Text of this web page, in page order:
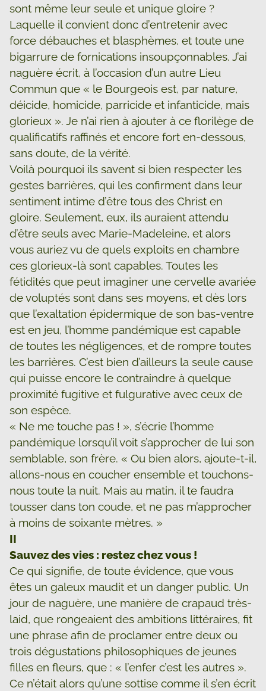
sont même leur seule et unique gloire ?
Laquelle il convient donc d’entretenir avec
force débauches et blasphèmes, et toute une
bigarrure de fornications insoupçonnables. J’ai
naguère écrit, à l’occasion d’un autre Lieu
Commun que « le Bourgeois est, par nature,
déicide, homicide, parricide et infanticide, mais
glorieux ». Je n’ai rien à ajouter à ce florilège de
qualificatifs raffinés et encore fort en-dessous,
sans doute, de la vérité.
Voilà pourquoi ils savent si bien respecter les
gestes barrières, qui les confirment dans leur
sentiment intime d’être tous des Christ en
gloire. Seulement, eux, ils auraient attendu
d’être seuls avec Marie-Madeleine, et alors
vous auriez vu de quels exploits en chambre
ces glorieux-là sont capables. Toutes les
fétidités que peut imaginer une cervelle avariée
de voluptés sont dans ses moyens, et dès lors
que l’exaltation épidermique de son bas-ventre
est en jeu, l’homme pandémique est capable
de toutes les négligences, et de rompre toutes
les barrières. C’est bien d’ailleurs la seule cause
qui puisse encore le contraindre à quelque
proximité fugitive et fulgurative avec ceux de
son espèce.
« Ne me touche pas ! », s’écrie l’homme
pandémique lorsqu’il voit s’approcher de lui son
semblable, son frère. « Ou bien alors, ajoute-t-il,
allons-nous en coucher ensemble et touchons-
nous toute la nuit. Mais au matin, il te faudra
tousser dans ton coude, et ne pas m’approcher
à moins de soixante mètres. »
II
Sauvez des vies : restez chez vous !
Ce qui signifie, de toute évidence, que vous
êtes un galeux maudit et un danger public. Un
jour de naguère, une manière de crapaud très-
laid, que rongeaient des ambitions littéraires, fit
une phrase afin de proclamer entre deux ou
trois dégustations philosophiques de jeunes
filles en fleurs, que : « l’enfer c’est les autres ».
Ce n’était alors qu’une sottise comme il s’en écrit